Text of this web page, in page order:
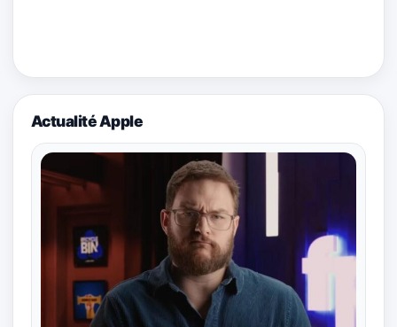
Actualité Apple